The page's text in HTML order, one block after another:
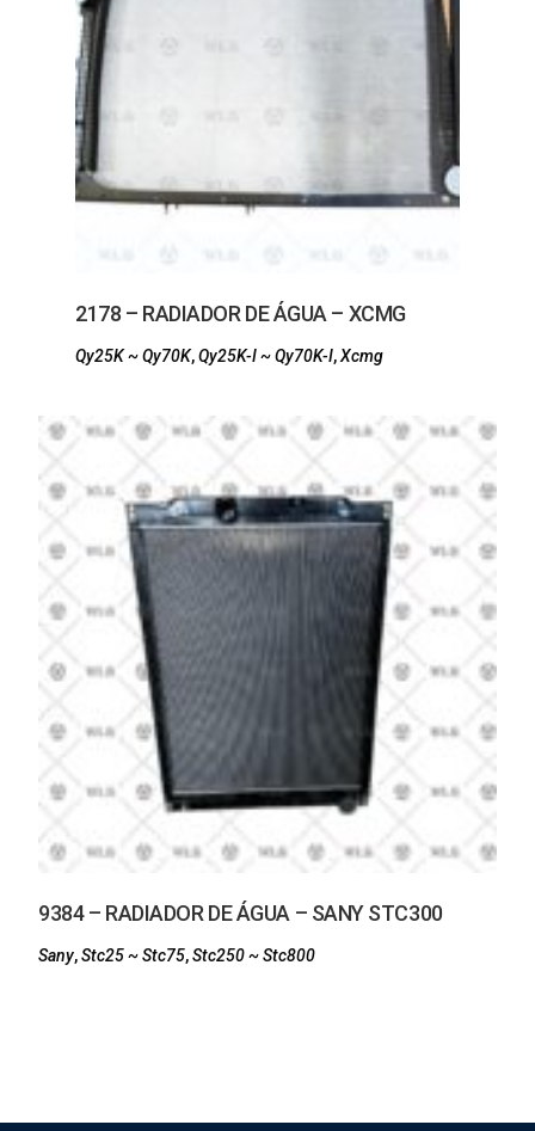
2178 – RADIADOR DE ÁGUA – XCMG
Qy25K ~ Qy70K,Qy25K-I ~ Qy70K-I,Xcmg
9384 – RADIADOR DE ÁGUA – SANY STC300
Sany,Stc25 ~ Stc75,Stc250 ~ Stc800